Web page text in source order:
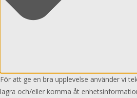
För att ge en bra upplevelse använder vi
lagra och/eller komma åt